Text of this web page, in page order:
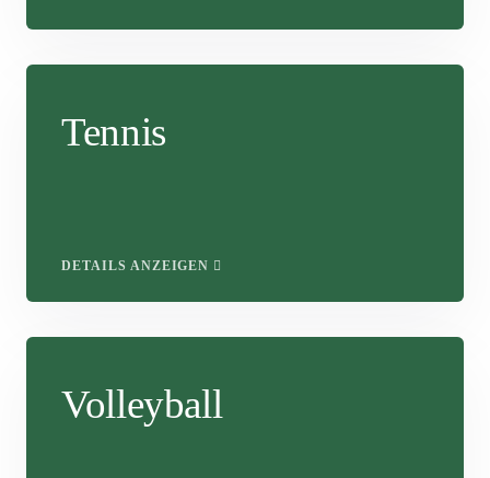
Tennis
DETAILS ANZEIGEN
Volleyball